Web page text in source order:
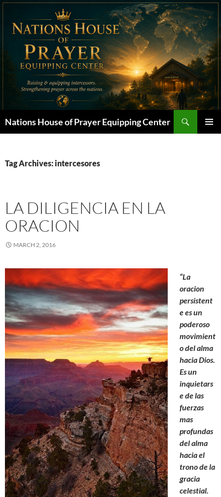
Skip
content
Nations House of Prayer Equipping Center
Tag Archives: intercesores
LA DILIGENCIA EN LA
ORACION
MARCH 2, 2016
“La
oracion
persistent
e es un
poderoso
movimient
o del alma
hacia Dios.
Es un
inquietars
e de las
fuerzas
mas
profundas
del alma
hacia el
trono de la
gracia
celestial.